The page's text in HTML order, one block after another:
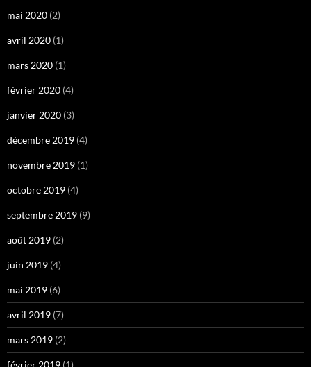
mai 2020 (2)
avril 2020 (1)
mars 2020 (1)
février 2020 (4)
janvier 2020 (3)
décembre 2019 (4)
novembre 2019 (1)
octobre 2019 (4)
septembre 2019 (9)
août 2019 (2)
juin 2019 (4)
mai 2019 (6)
avril 2019 (7)
mars 2019 (2)